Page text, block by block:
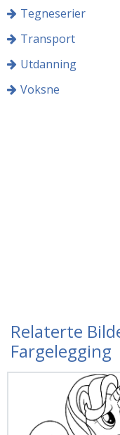
Tegneserier
Transport
Utdanning
Voksne
Relaterte
Fargelegging